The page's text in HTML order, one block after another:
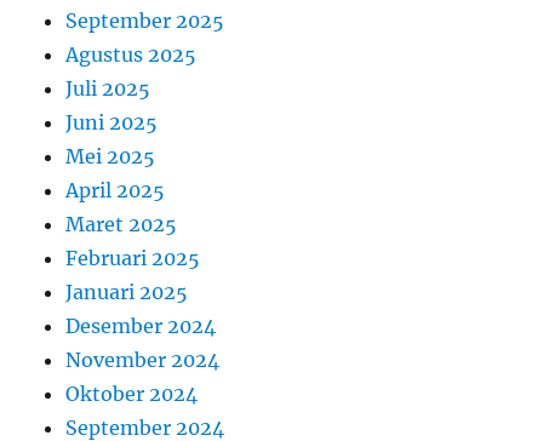
September 2025
Agustus 2025
Juli 2025
Juni 2025
Mei 2025
April 2025
Maret 2025
Februari 2025
Januari 2025
Desember 2024
November 2024
Oktober 2024
September 2024